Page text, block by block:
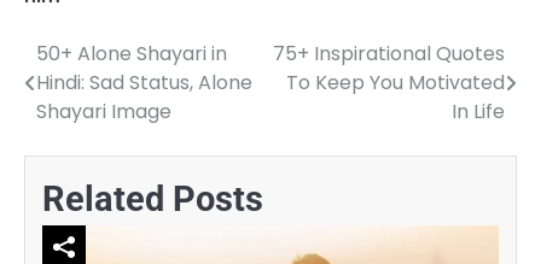
Post
navigation
50+ Alone Shayari in
Hindi: Sad Status, Alone
Shayari Image
75+ Inspirational Quotes
To Keep You Motivated
In Life
Related Posts